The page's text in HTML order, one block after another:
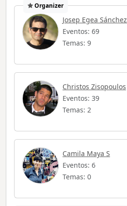
Organizer
Josep Egea Sánchez
Eventos: 69
Temas: 9
Christos Zisopoulos
Eventos: 39
Temas: 2
Camila Maya S
Eventos: 6
Temas: 0